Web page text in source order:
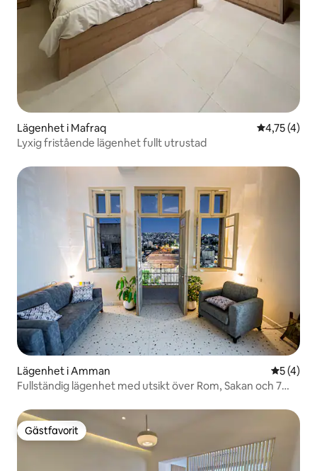
Lägenhet i Mafraq 4,75 av 5 i
4,75 (4)
Lyxig fristående lägenhet fullt utrustad
Lägenhet i Amman 5 av 5 i
5 (4)
Fullständig lägenhet med utsikt över Rom, Sakan och 7
Gästfavorit
Gästfavorit